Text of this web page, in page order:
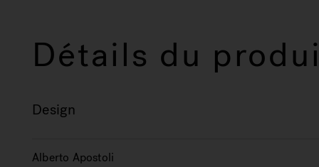
Détails du
Design
Alberto Apostoli